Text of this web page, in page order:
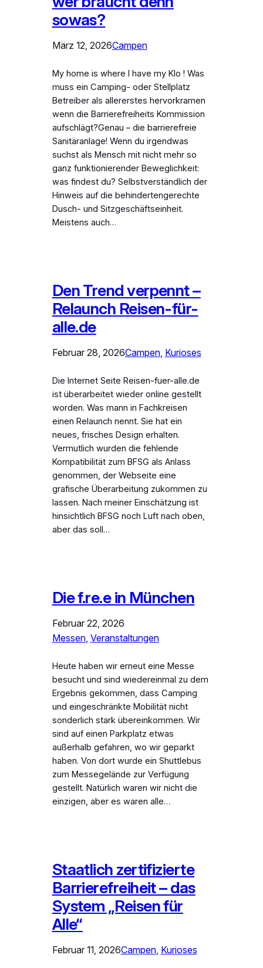
sowas?
März 12, 2026Campen
My home is where I have my Klo ! Was
muss ein Camping- oder Stellplatz
Betreiber als allererstes hervorkramen
wenn die Barrierefreiheits Kommission
aufschlägt?Genau – die barrierefreie
Sanitäranlage! Wenn du irgendwas
suchst als Mensch mit nicht mehr so
ganz funktionierender Beweglichkeit:
was findest du? Selbstverständlich der
Hinweis auf die behindertengerechte
Dusch- und Sitzgeschäftseinheit.
Meistens auch…
Den Trend verpennt –
Relaunch Reisen-für-
alle.de
Februar 28, 2026Campen, Kurioses
Die Internet Seite Reisen-fuer-alle.de
ist überarbeitet wieder online gestellt
worden. Was mann in Fachkreisen
einen Relaunch nennt. Sie hat ein
neues, frisches Design erhalten.
Vermutlich wurden die fehlende
Kompatibilität zum BFSG als Anlass
genommen, der Webseite eine
grafische Überarbeitung zukommen zu
lassen. Nach meiner Einschätzung ist
hinsichtlich BFSG noch Luft nach oben,
aber das soll…
Die f.re.e in München
Februar 22, 2026
Messen, Veranstaltungen
Heute haben wir erneut eine Messe
besucht und sind wiedereinmal zu dem
Ergebnis gekommen, dass Camping
und eingeschränkte Mobilität nicht
sonderlich stark übereinkommen. Wir
sind auf einen Parkplatz etwas
außerhalb gefahren, wo wir geparkt
haben. Von dort wurde ein Shuttlebus
zum Messegelände zur Verfügung
gestellt. Natürlich waren wir nicht die
einzigen, aber es waren alle…
Staatlich zertifizierte
Barrierefreiheit – das
System „Reisen für
Alle“
Februar 11, 2026Campen, Kurioses